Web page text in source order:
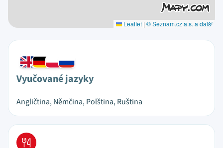
Leaflet | © Seznam.cz a.s. a další
Vyučované jazyky
Angličtina, Němčina, Polština, Ruština